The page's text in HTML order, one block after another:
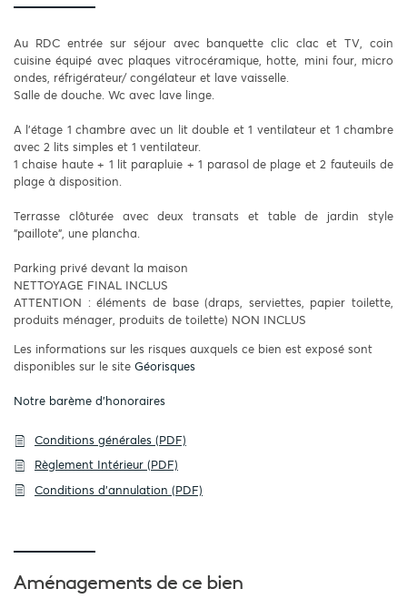
Au RDC entrée sur séjour avec banquette clic clac et TV, coin
cuisine équipé avec plaques vitrocéramique, hotte, mini four, micro
ondes, réfrigérateur/ congélateur et lave vaisselle.
Salle de douche. Wc avec lave linge.
A l'étage 1 chambre avec un lit double et 1 ventilateur et 1 chambre
avec 2 lits simples et 1 ventilateur.
1 chaise haute + 1 lit parapluie + 1 parasol de plage et 2 fauteuils de
plage à disposition.
Terrasse clôturée avec deux transats et table de jardin style
"paillote", une plancha.
Parking privé devant la maison
NETTOYAGE FINAL INCLUS
ATTENTION : éléments de base (draps, serviettes, papier toilette,
produits ménager, produits de toilette) NON INCLUS
Les informations sur les risques auxquels ce bien est exposé sont
disponibles sur le site Géorisques
Notre barème d'honoraires
Conditions générales (PDF)
Règlement Intérieur (PDF)
Conditions d'annulation (PDF)
Aménagements de ce bien